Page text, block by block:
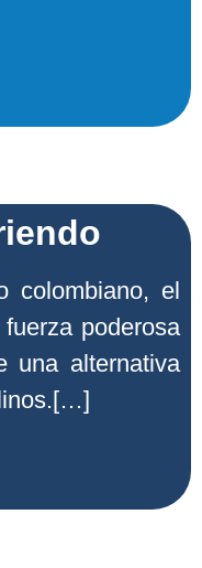
colombiano, el
poderosa
una alternativa